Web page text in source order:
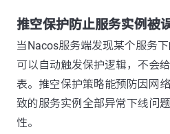
推空保护防止服务实例被
当Nacos服务端发现某个服务下
可以自动触发保护逻辑，不会
表。推空保护策略能预防因网
致的服务实例全部异常下线问
性。